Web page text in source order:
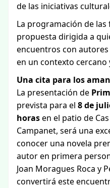
de las iniciativas
La programación de
propuesta dirigida a
encuentros con
en un contexto cercano
Una cita para los
La presentación de
prevista para el 8 de
horasen el patio de
Campanet, será una
conocer una novela
autor en primera
Joan Moragues Roca y
convertirá este